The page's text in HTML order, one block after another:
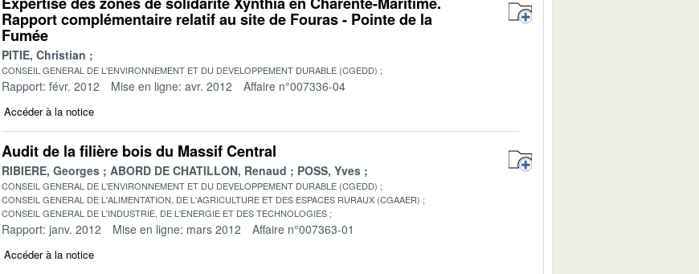
Rapport complémentaire relatif au site de Fouras - Pointe de la
Fumée
PITIE, Christian
CONSEIL GENERAL DE L'ENVIRONNEMENT ET DU DEVELOPPEMENT DURABLE (CGEDD)
Rapport: févr. 2012 Mise en ligne: avr. 2012 Affaire n°007336-04
Accéder à la notice
Audit de la filière bois du Massif Central
RIBIERE, Georges ABORD DE CHATILLON, Renaud POSS, Yves
CONSEIL GENERAL DE L'ENVIRONNEMENT ET DU DEVELOPPEMENT DURABLE (CGEDD)
CONSEIL GENERAL DE L'ALIMENTATION, DE L'AGRICULTURE ET DES ESPACES RURAUX (CGAAER)
CONSEIL GENERAL DE L'INDUSTRIE, DE L'ENERGIE ET DES TECHNOLOGIES
Rapport: janv. 2012 Mise en ligne: mars 2012 Affaire n°007363-01
Accéder à la notice